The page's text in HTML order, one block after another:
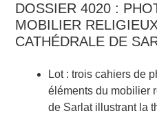
DOSSIER 4020 :
MOBILIER
CATHÉDRALE DE
Lot : trois cahiers de
éléments du mobilier
de Sarlat illustrant la